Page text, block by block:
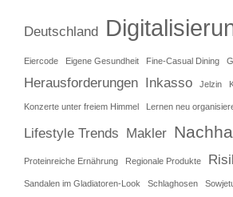
Deutschland
Eiercode Eigene Gesundheit Fine-Casual Dining
Herausforderungen Inkasso Jelzin
Konzerte unter freiem Himmel Lernen neu
Lifestyle Trends Makler
Proteinreiche Ernährung Regionale Produkte
Sandalen im Gladiatoren-Look Schlaghosen